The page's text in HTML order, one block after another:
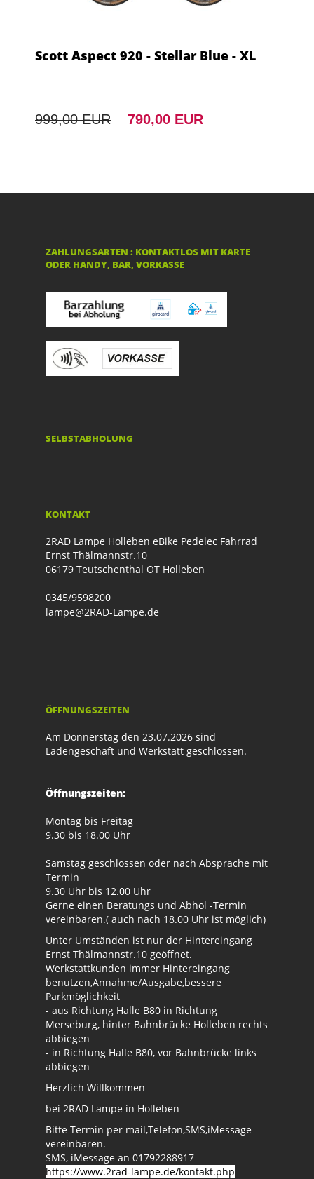
Scott Aspect 920 - Stellar Blue - XL
999,00 EUR 790,00 EUR
ZAHLUNGSARTEN : KONTAKTLOS MIT KARTE
ODER HANDY, BAR, VORKASSE
SELBSTABHOLUNG
KONTAKT
2RAD Lampe Holleben eBike Pedelec Fahrrad
Ernst Thälmannstr.10
06179 Teutschenthal OT Holleben
0345/9598200
lampe@2RAD-Lampe.de
ÖFFNUNGSZEITEN
Am Donnerstag den 23.07.2026 sind
Ladengeschäft und Werkstatt geschlossen.
Öffnungszeiten:
Montag bis Freitag
9.30 bis 18.00 Uhr
Samstag geschlossen oder nach Absprache mit
Termin
9.30 Uhr bis 12.00 Uhr
Gerne einen Beratungs und Abhol -Termin
vereinbaren.( auch nach 18.00 Uhr ist möglich)
Unter Umständen ist nur der Hintereingang
Ernst Thälmannstr.10 geöffnet.
Werkstattkunden immer Hintereingang
benutzen,Annahme/Ausgabe,bessere
Parkmöglichkeit
- aus Richtung Halle B80 in Richtung
Merseburg, hinter Bahnbrücke Holleben rechts
abbiegen
- in Richtung Halle B80, vor Bahnbrücke links
abbiegen
Herzlich Willkommen
bei 2RAD Lampe in Holleben
Bitte Termin per mail,Telefon,SMS,iMessage
vereinbaren.
SMS, iMessage an 01792288917
https://www.2rad-lampe.de/kontakt.php